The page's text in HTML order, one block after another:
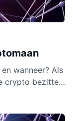
wanneer? Als
crypto bezitter
te